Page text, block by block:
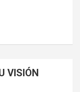
VISIÓN